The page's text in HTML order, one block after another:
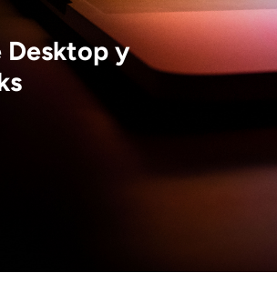
Desktop y